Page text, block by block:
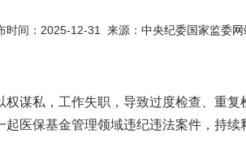
时间：2025-12-31 来源： 中央纪委国家监委网
谋私，工作失职，导致过度检查、重复
医保基金管理领域违纪违法案件，持续